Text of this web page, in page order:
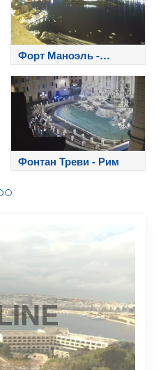
Форт Маноэль -
Мальта
Фонтан Треви - Рим